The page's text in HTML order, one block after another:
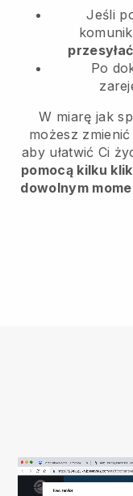
Jeśli
Po
W miarę jak
możesz
aby ułatwić Ci
pomocą kilku
dowolnym